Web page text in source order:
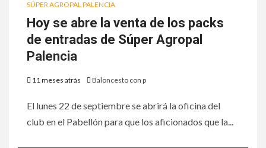
SÚPER AGROPAL PALENCIA
Hoy se abre la venta de los packs
de entradas de Súper Agropal
Palencia
11 meses atrás Baloncesto con p
El lunes 22 de septiembre se abrirá la oficina del
club en el Pabellón para que los aficionados que la...